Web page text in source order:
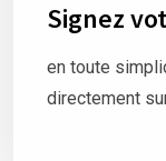
Signez
en toute
directement